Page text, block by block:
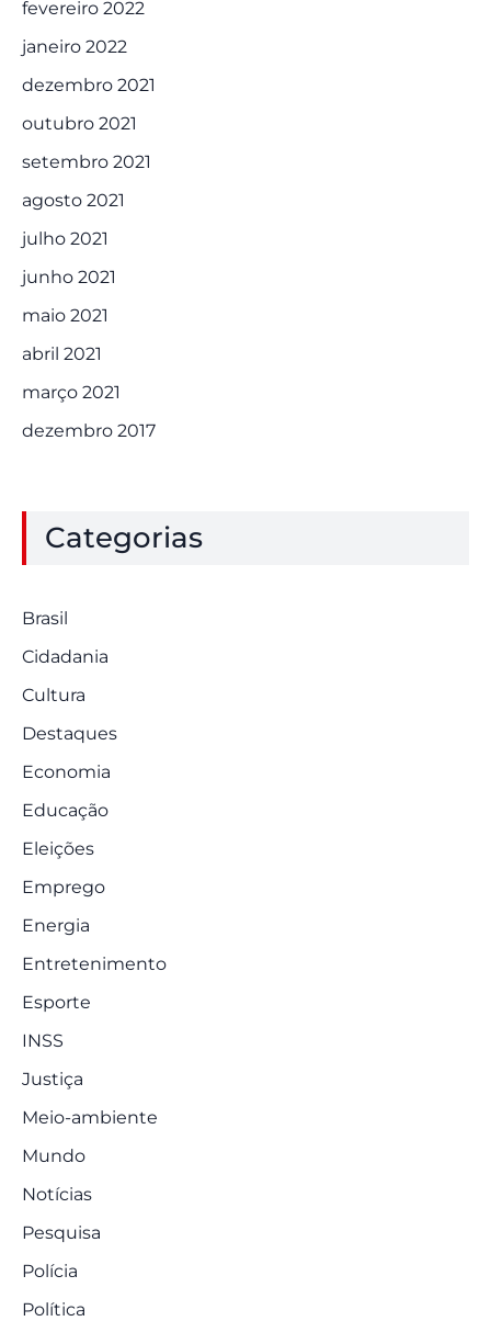
fevereiro 2022
janeiro 2022
dezembro 2021
outubro 2021
setembro 2021
agosto 2021
julho 2021
junho 2021
maio 2021
abril 2021
março 2021
dezembro 2017
Categorias
Brasil
Cidadania
Cultura
Destaques
Economia
Educação
Eleições
Emprego
Energia
Entretenimento
Esporte
INSS
Justiça
Meio-ambiente
Mundo
Notícias
Pesquisa
Polícia
Política